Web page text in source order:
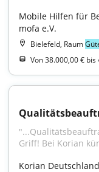
Mobile Hilfen für
mofa e.V.
Bielefeld, Raum
Von 38.000,00 € bis
Griff! Bei Korian
Korian